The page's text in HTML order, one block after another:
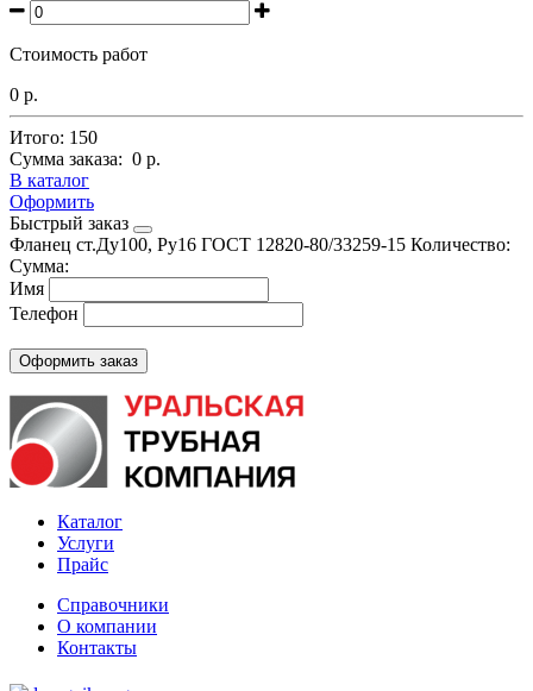
Стоимость работ
0 р.
Итого: 150
Сумма заказа: 0 р.
В каталог
Оформить
Быстрый заказ
Фланец ст.Ду100, Ру16 ГОСТ 12820-80/33259-15 Количество:
Сумма:
Имя
Телефон
Каталог
Услуги
Прайс
Справочники
О компании
Контакты